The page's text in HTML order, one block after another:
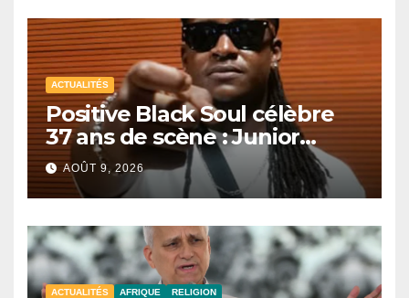
ACTUALITÉS
Positive Black Soul célèbre
37 ans de scène : Junior
Awadi face à un héritage
générationnel
AOÛT 9, 2026
ACTUALITÉS AFRIQUE RELIGION